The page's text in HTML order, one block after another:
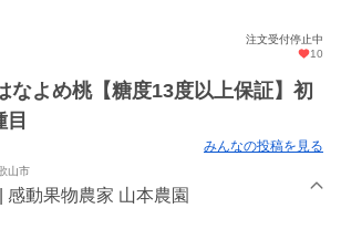
注文受付停止中
10
なよめ桃【糖度13度以上保証】初
みんなの投稿を見る
山市
感動果物農家 山本農園